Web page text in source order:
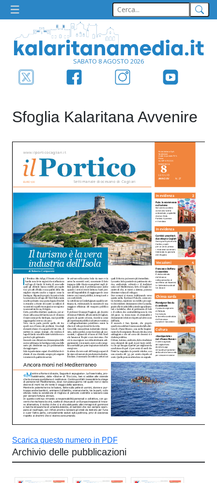
SABATO 8 AGOSTO 2026
Sfoglia Kalaritana Avvenire
Scarica questo numero in PDF
Archivio delle pubblicazioni